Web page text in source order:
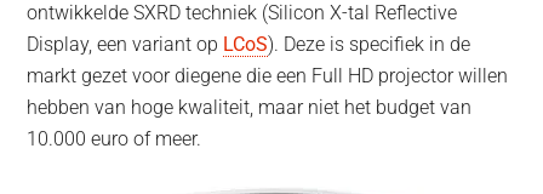
ontwikkelde SXRD techniek (Silicon X-tal Reflective
Display, een variant op LCoS). Deze is specifiek in de
markt gezet voor diegene die een Full HD projector willen
hebben van hoge kwaliteit, maar niet het budget van
10.000 euro of meer.